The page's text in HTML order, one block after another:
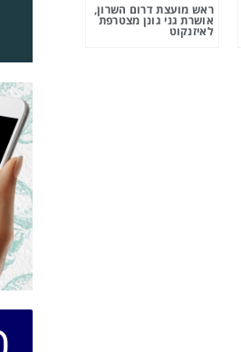
ראש מועצת דרום השרון,
אושרת גני גונן מצטרפת
לאיזנקוט